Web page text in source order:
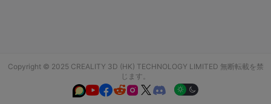
Copyright © 2025 CREALITY 3D (HK) TECHNOLOGY LIMITED 無断転載を禁
じます。
  